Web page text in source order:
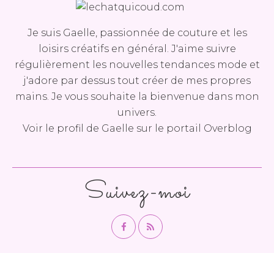
Je suis Gaelle, passionnée de couture et les
loisirs créatifs en général. J'aime suivre
régulièrement les nouvelles tendances mode et
j'adore par dessus tout créer de mes propres
mains. Je vous souhaite la bienvenue dans mon
univers.
Voir le profil de Gaelle sur le portail Overblog
Suivez-moi